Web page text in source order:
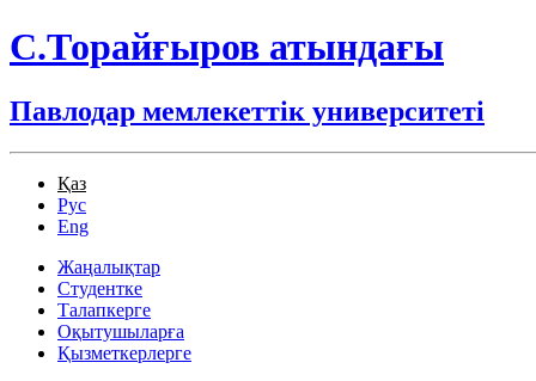
С.Торайғыров атындағы
Павлодар мемлекеттік университеті
Қаз
Рус
Eng
Жаңалықтар
Студентке
Талапкерге
Оқытушыларға
Қызметкерлерге